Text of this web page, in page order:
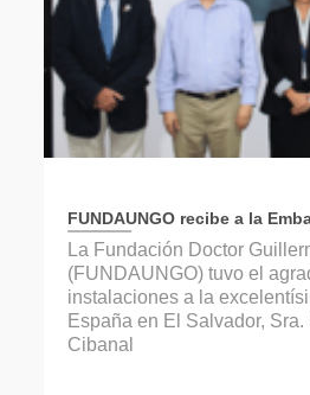
FUNDAUNGO recibe a la
La Fundación Doctor
(FUNDAUNGO) tuvo el
instalaciones a la
España en El Salvador,
Cibanal